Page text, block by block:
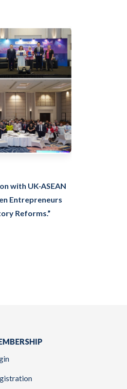
with UK-ASEAN
Entrepreneurs
Reforms.”